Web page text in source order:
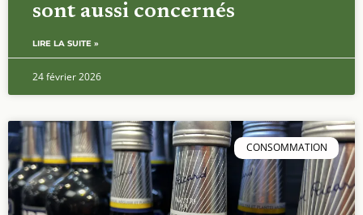
sont aussi concernés
LIRE LA SUITE »
24 février 2026
CONSOMMATION